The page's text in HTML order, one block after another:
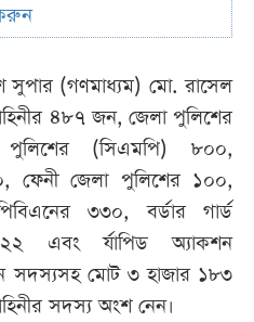
সুপার (গণমাধ্যম) মো. রাসেল
৪৮৭ জন, জেলা পুলিশের
পুলিশের (সিএমপি) ৮০০,
ফেনী জেলা পুলিশের ১০০,
৩৩০, বর্ডার গার্ড
এবং র্যাপিড অ্যাকশন
সদস্যসহ মোট ৩ হাজার ১৮৩
সদস্য অংশ নেন।